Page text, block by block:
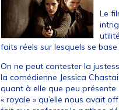
Le
faits réels sur lesquels se base
On ne peut contester la
la comédienne Jessica
quant à elle que peu
« royale » qu’elle nous avait